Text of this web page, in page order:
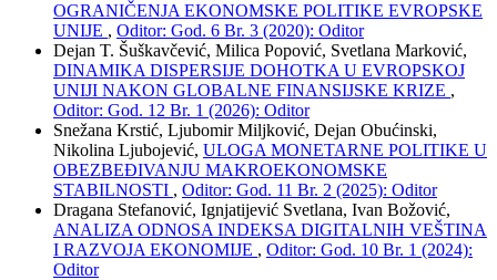
OGRANIČENJA EKONOMSKE POLITIKE EVROPSKE
UNIJE , Oditor: God. 6 Br. 3 (2020): Oditor
Dejan T. Šuškavčević, Milica Popović, Svetlana Marković,
DINAMIKA DISPERSIJE DOHOTKA U EVROPSKOJ
UNIJI NAKON GLOBALNE FINANSIJSKE KRIZE ,
Oditor: God. 12 Br. 1 (2026): Oditor
Snežana Krstić, Ljubomir Miljković, Dejan Obućinski,
Nikolina Ljubojević, ULOGA MONETARNE POLITIKE U
OBEZBEĐIVANJU MAKROEKONOMSKE
STABILNOSTI , Oditor: God. 11 Br. 2 (2025): Oditor
Dragana Stefanović, Ignjatijević Svetlana, Ivan Božović,
ANALIZA ODNOSA INDEKSA DIGITALNIH VEŠTINA
I RAZVOJA EKONOMIJE , Oditor: God. 10 Br. 1 (2024):
Oditor